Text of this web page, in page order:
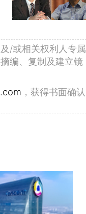
/或相关权利人专属
编、复制及建立镜
，获得书面确认